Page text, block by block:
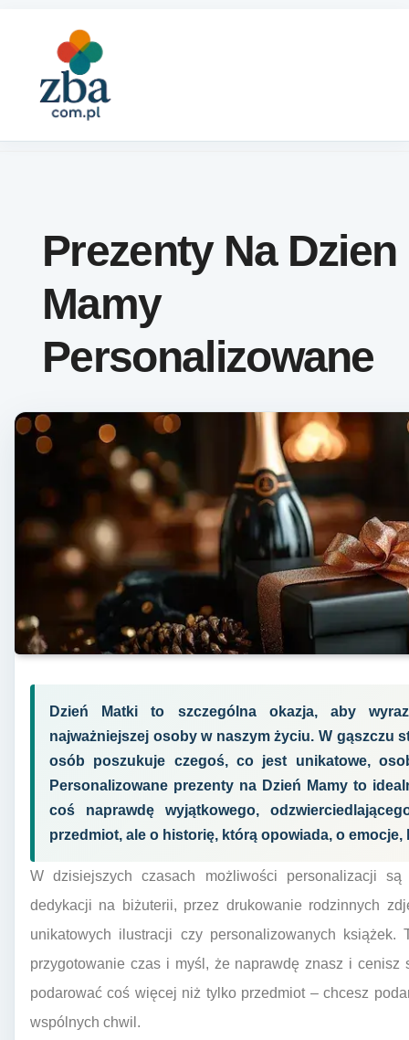
Prezenty Na Dzien
Mamy
Personalizowane
Dzień Matki to szczególna okazja, aby
najważniejszej osoby w naszym życiu. W gąszczu
osób poszukuje czegoś, co jest unikatowe,
Personalizowane prezenty na Dzień Mamy to
coś naprawdę wyjątkowego,
przedmiot, ale o historię, którą opowiada, o emocje,
W dzisiejszych czasach możliwości personalizacji
dedykacji na biżuterii, przez drukowanie rodzinnych
unikatowych ilustracji czy personalizowanych książek.
przygotowanie czas i myśl, że naprawdę znasz i
podarować coś więcej niż tylko przedmiot – chcesz
wspólnych chwil.